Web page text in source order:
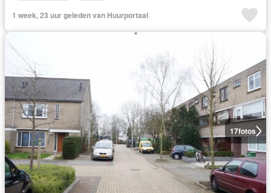
1 week, 23 uur geleden van Huurportaal
17fotos